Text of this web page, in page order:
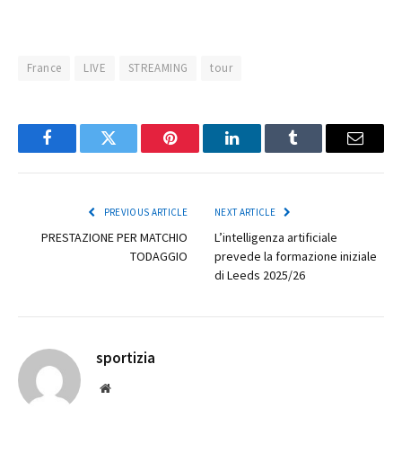
France LIVE STREAMING tour
FacebookTwitter Pinterest LinkedInTumblr Email
PREVIOUS ARTICLE
PRESTAZIONE PER MATCHIO
TODAGGIO
NEXT ARTICLE
L’intelligenza artificiale
prevede la formazione iniziale
di Leeds 2025/26
sportizia
Website